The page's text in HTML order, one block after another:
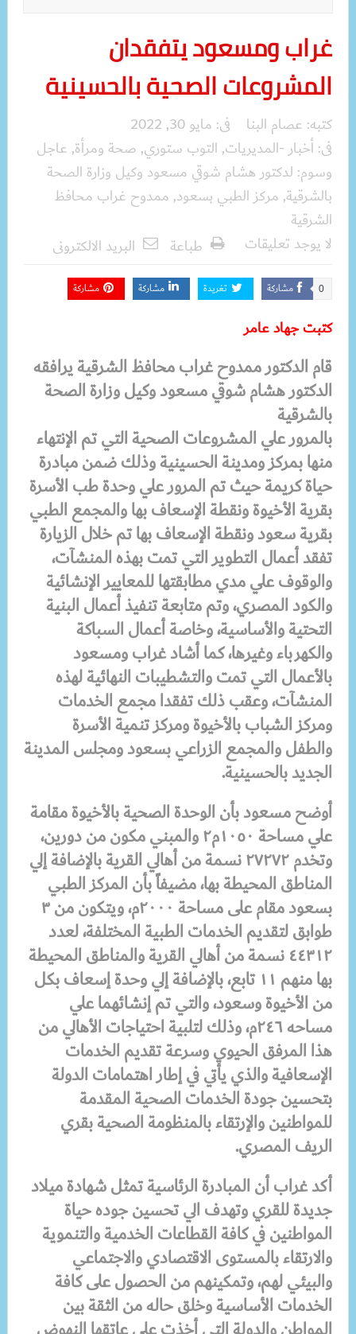
غراب ومسعود يتفقدان
المشروعات الصحية بالحسينية
كتبه: عصام البنا فى: مايو 30, 2022
فى:أخبار -المديريات, التوب ستوري, صحة ومرأة, عاجل
وسوم: لدكتور هشام شوقي مسعود وكيل وزارة الصحة
بالشرقية, مركز الطبي بسعود, ممدوح غراب محافظ
الشرقية
لا يوجد تعليقات
طباعة البريد الالكترونى
مشاركة 0 تغريدة مشاركة مشاركة
كتبت جهاد عامر
قام الدكتور ممدوح غراب محافظ الشرقية يرافقه
الدكتور هشام شوقي مسعود وكيل وزارة الصحة
بالشرقية
بالمرور علي المشروعات الصحية التي تم الإنتهاء
منها بمركز ومدينة الحسينية وذلك ضمن مبادرة
حياة كريمة حيث تم المرور علي وحدة طب الأسرة
بقرية الأخيوة ونقطة الإسعاف بها والمجمع الطبي
بقرية سعود ونقطة الإسعاف بها تم خلال الزيارة
تفقد أعمال التطوير التي تمت بهذه المنشآت،
والوقوف علي مدي مطابقتها للمعايير الإنشائية
والكود المصري، وتم متابعة تنفيذ أعمال البنية
التحتية والأساسية، وخاصة أعمال السباكة
والكهرباء وغيرها، كما أشاد غراب ومسعود
بالأعمال التي تمت والتشطيبات النهائية لهذه
المنشآت، وعقب ذلك تفقدا مجمع الخدمات
ومركز الشباب بالأخيوة ومركز تنمية الأسرة
والطفل والمجمع الزراعي بسعود ومجلس المدينة
الجديد بالحسينية.
أوضح مسعود بأن الوحدة الصحية بالأخيوة مقامة
علي مساحة ١٠٥٠م٢ والمبني مكون من دورين،
وتخدم ٢٧٢٧٢ نسمة من أهالي القرية بالإضافة إلي
المناطق المحيطة بها، مضيفاً بأن المركز الطبي
بسعود مقام على مساحة ٢٠٠٠م، ويتكون من ٣
طوابق لتقديم الخدمات الطبية المختلفة، لعدد
٤٤٣١٢ نسمة من أهالي القرية والمناطق المحيطة
بها منهم ١١ تابع، بالإضافة إلي وحدة إسعاف بكل
من الأخيوة وسعود، والتي تم إنشائهما علي
مساحه ٢٤٦م، وذلك لتلبية احتياجات الأهالي من
هذا المرفق الحيوي وسرعة تقديم الخدمات
الإسعافية والذي يأتي في إطار اهتمامات الدولة
بتحسين جودة الخدمات الصحية المقدمة
للمواطنين والإرتقاء بالمنظومة الصحية بقري
الريف المصري.
أكد غراب أن المبادرة الرئاسية تمثل شهادة ميلاد
جديدة للقري وتهدف الي تحسين جوده حياة
المواطنين في كافة القطاعات الخدمية والتنموية
والارتقاء بالمستوى الاقتصادي والاجتماعي
والبيئي لهم، وتمكينهم من الحصول على كافة
الخدمات الأساسية وخلق حاله من الثقة بين